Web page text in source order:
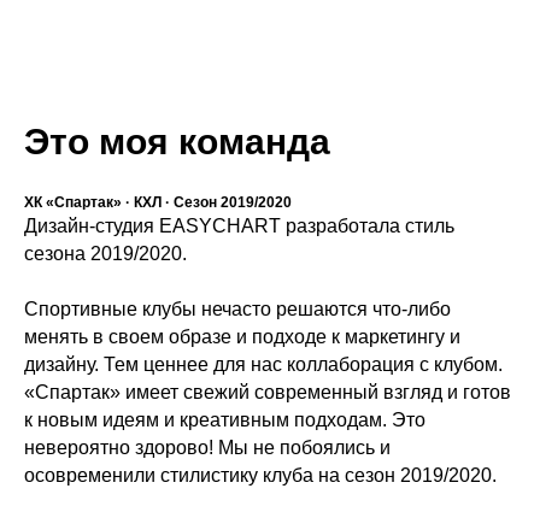
Это моя команда
ХК «Спартак» · КХЛ · Сезон 2019/2020
Дизайн-студия EASYCHART разработала стиль
сезона 2019/2020.
Спортивные клубы нечасто решаются что-либо
менять в своем образе и подходе к маркетингу и
дизайну. Тем ценнее для нас коллаборация с клубом.
«Спартак» имеет свежий современный взгляд и готов
к новым идеям и креативным подходам. Это
невероятно здорово! Мы не побоялись и
осовременили стилистику клуба на сезон 2019/2020.